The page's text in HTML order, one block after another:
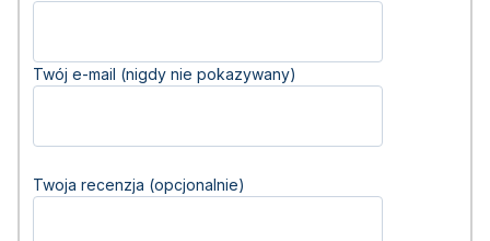
Twój e-mail (nigdy nie pokazywany)
Twoja recenzja (opcjonalnie)